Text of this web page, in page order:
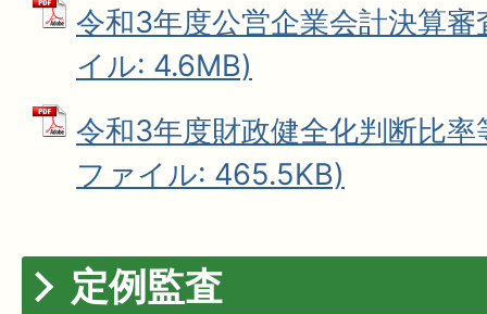
令和3年度公営企業会計決算
イル: 4.6MB)
令和3年度財政健全化判断比
ファイル: 465.5KB)
定例監査